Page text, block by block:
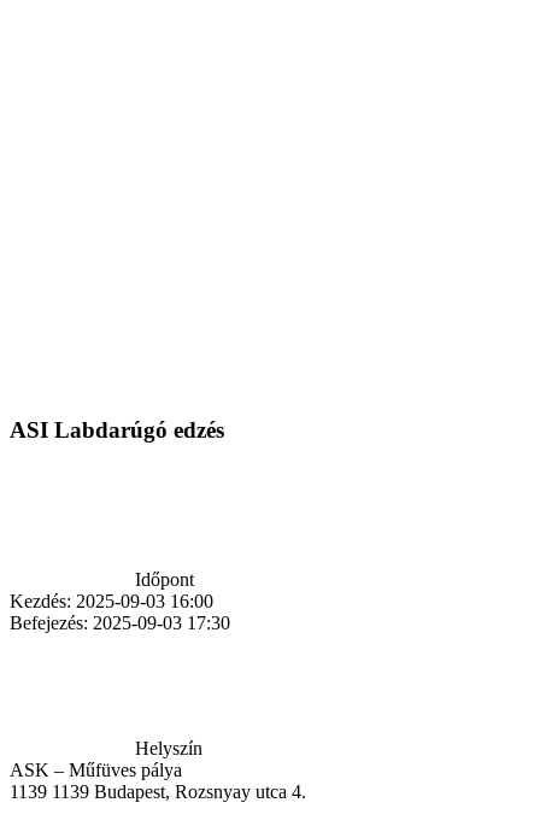
ASI Labdarúgó edzés
Időpont
Kezdés: 2025-09-03 16:00
Befejezés: 2025-09-03 17:30
Helyszín
ASK – Műfüves pálya
1139 1139 Budapest, Rozsnyay utca 4.